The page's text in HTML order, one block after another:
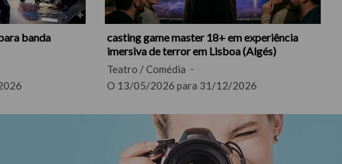
banda
casting game master 18+ em experiência
imersiva de terror em Lisboa (Algés)
Teatro / Comédia
O 13/05/2026 para 31/12/2026